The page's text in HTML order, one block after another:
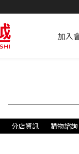
加入
分店資訊 購物諮詢